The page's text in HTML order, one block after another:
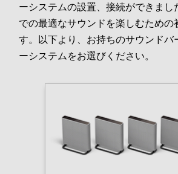
ーシステムの設置、接続ができまし
での最適なサウンドを楽しむための
す。以下より、お持ちのサウンドバ
ーシステムをお選びください。